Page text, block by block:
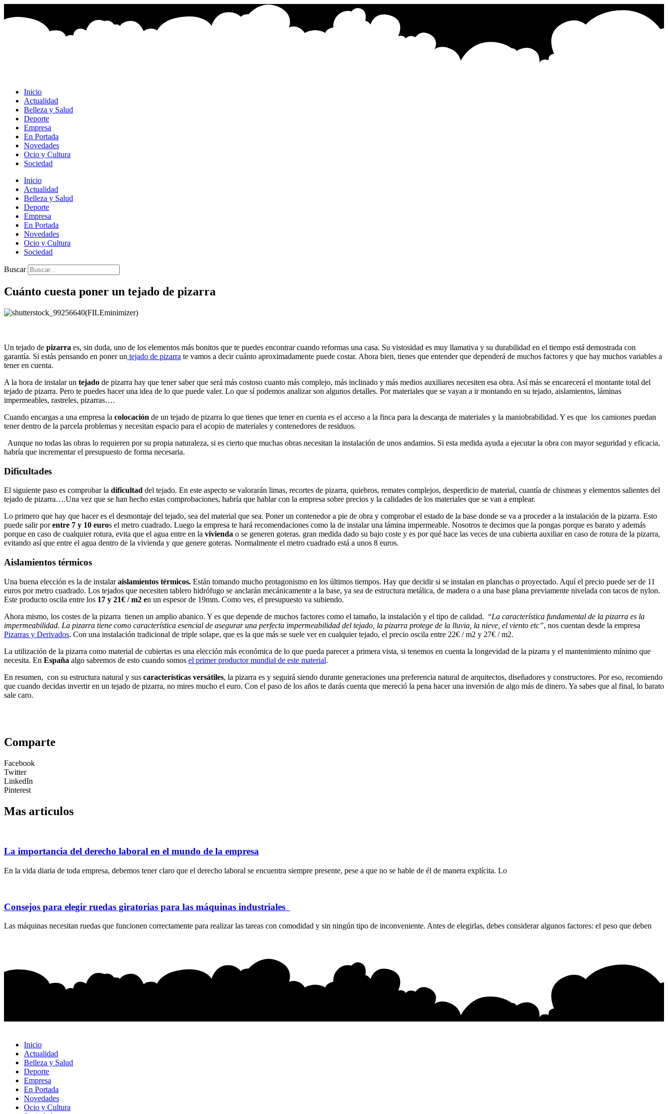
al
Inicio
Actualidad
Belleza y Salud
Deporte
Empresa
En Portada
Novedades
Ocio y Cultura
Sociedad
Inicio
Actualidad
Belleza y Salud
Deporte
Empresa
En Portada
Novedades
Ocio y Cultura
Sociedad
Buscar
Cuánto cuesta poner un tejado de pizarra
Un tejado de pizarra es, sin duda, uno de los elementos más bonitos que te puedes encontrar cuando reformas una casa. Su vistosidad es muy llamativa y su durabilidad en el tiempo está demostrada con
garantía. Si estás pensando en poner un tejado de pizarra te vamos a decir cuánto aproximadamente puede costar. Ahora bien, tienes que entender que dependerá de muchos factores y que hay muchos variables a
tener en cuenta.
A la hora de instalar un tejado de pizarra hay que tener saber que será más costoso cuanto más complejo, más inclinado y más medios auxiliares necesiten esa obra. Así más se encarecerá el montante total del
tejado de pizarra. Pero te puedes hacer una idea de lo que puede valer. Lo que sí podemos analizar son algunos detalles. Por materiales que se vayan a ir montando en su tejado, aislamientos, láminas
impermeables, rastreles, pizarras….
Cuando encargas a una empresa la colocación de un tejado de pizarra lo que tienes que tener en cuenta es el acceso a la finca para la descarga de materiales y la maniobrabilidad. Y es que los camiones puedan
tener dentro de la parcela problemas y necesitan espacio para el acopio de materiales y contenedores de residuos.
Aunque no todas las obras lo requieren por su propia naturaleza, si es cierto que muchas obras necesitan la instalación de unos andamios. Si esta medida ayuda a ejecutar la obra con mayor seguridad y eficacia,
habría que incrementar el presupuesto de forma necesaria.
Dificultades
El siguiente paso es comprobar la dificultad del tejado. En este aspecto se valorarán limas, recortes de pizarra, quiebros, remates complejos, desperdicio de material, cuantía de chismeas y elementos salientes del
tejado de pizarra….Una vez que se han hecho estas comprobaciones, habría que hablar con la empresa sobre precios y la calidades de los materiales que se van a emplear.
Lo primero que hay que hacer es el desmontaje del tejado, sea del material que sea. Poner un contenedor a pie de obra y comprobar el estado de la base donde se va a proceder a la instalación de la pizarra. Esto
puede salir porentre 7 y 10 euros el metro cuadrado. Luego la empresa te hará recomendaciones como la de instalar una lámina impermeable. Nosotros te decimos que la pongas porque es barato y además
porque en caso de cualquier rotura, evita que el agua entre en la vivienda o se generen goteras. gran medida dado su bajo coste y es por qué hace las veces de una cubierta auxiliar en caso de rotura de la pizarra,
evitando así que entre el agua dentro de la vivienda y que genere goteras. Normalmente el metro cuadrado está a unos 8 euros.
Aislamientos térmicos
Una buena elección es la de instalaraislamientos térmicos. Están tomando mucho protagonismo en los últimos tiempos. Hay que decidir si se instalan en planchas o proyectado. Aquí el precio puede ser de 11
euros por metro cuadrado. Los tejados que necesiten tablero hidrófugo se anclarán mecánicamente a la base, ya sea de estructura metálica, de madera o a una base plana previamente nivelada con tacos de nylon.
Este producto oscila entre los 17 y 21€ / m2 en un espesor de 19mm. Como ves, el presupuesto va subiendo.
Ahora mismo, los costes de la pizarra tienen un amplio abanico. Y es que depende de muchos factores como el tamaño, la instalación y el tipo de calidad. “La característica fundamental de la pizarra es la
impermeabilidad. La pizarra tiene como característica esencial de asegurar una perfecta impermeabilidad del tejado, la pizarra protege de la lluvia, la nieve, el viento etc”, nos cuentan desde la empresa
Pizarras y Derivados. Con una instalación tradicional de triple solape, que es la que más se suele ver en cualquier tejado, el precio oscila entre 22€ / m2 y 27€ / m2.
La utilización de la pizarra como material de cubiertas es una elección más económica de lo que pueda parecer a primera vista, si tenemos en cuenta la longevidad de la pizarra y el mantenimiento mínimo que
necesita. En España algo sabremos de esto cuando somos el primer productor mundial de este material.
En resumen, con su estructura natural y sus características versátiles, la pizarra es y seguirá siendo durante generaciones una preferencia natural de arquitectos, diseñadores y constructores. Por eso, recomiendo
que cuando decidas invertir en un tejado de pizarra, no mires mucho el euro. Con el paso de los años te darás cuenta que mereció la pena hacer una inversión de algo más de dinero. Ya sabes que al final, lo barato
sale caro.
Comparte
Facebook
Twitter
LinkedIn
Pinterest
Mas articulos
La importancia del derecho laboral en el mundo de la empresa
En la vida diaria de toda empresa, debemos tener claro que el derecho laboral se encuentra siempre presente, pese a que no se hable de él de manera explícita. Lo
Consejos para elegir ruedas giratorias para las máquinas industriales
Las máquinas necesitan ruedas que funcionen correctamente para realizar las tareas con comodidad y sin ningún tipo de inconveniente. Antes de elegirlas, debes considerar algunos factores: el peso que deben
Inicio
Actualidad
Belleza y Salud
Deporte
Empresa
En Portada
Novedades
Ocio y Cultura